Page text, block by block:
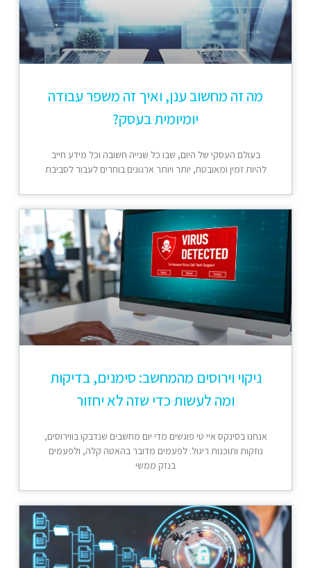
מה זה מחשוב ענן, ואיך זה משפר עבודה
יומיומית בעסק?
בעולם העסקי של היום, שבו כל שנייה חשובה וכל מידע חייב
להיות זמין ומאובטח, יותר ויותר ארגונים בוחרים לעבור לסביבת
ניקוי וירוסים מהמחשב: סימנים, בדיקות
ומה לעשות כדי שזה לא יחזור
אנחנו בסינקס איי טי פוגשים מדי יום מחשבים שנדבקו בווירוסים,
נוזקות ותוכנות ריגול. לפעמים מדובר בהאטה קלה, ולפעמים
בנזק ממשי